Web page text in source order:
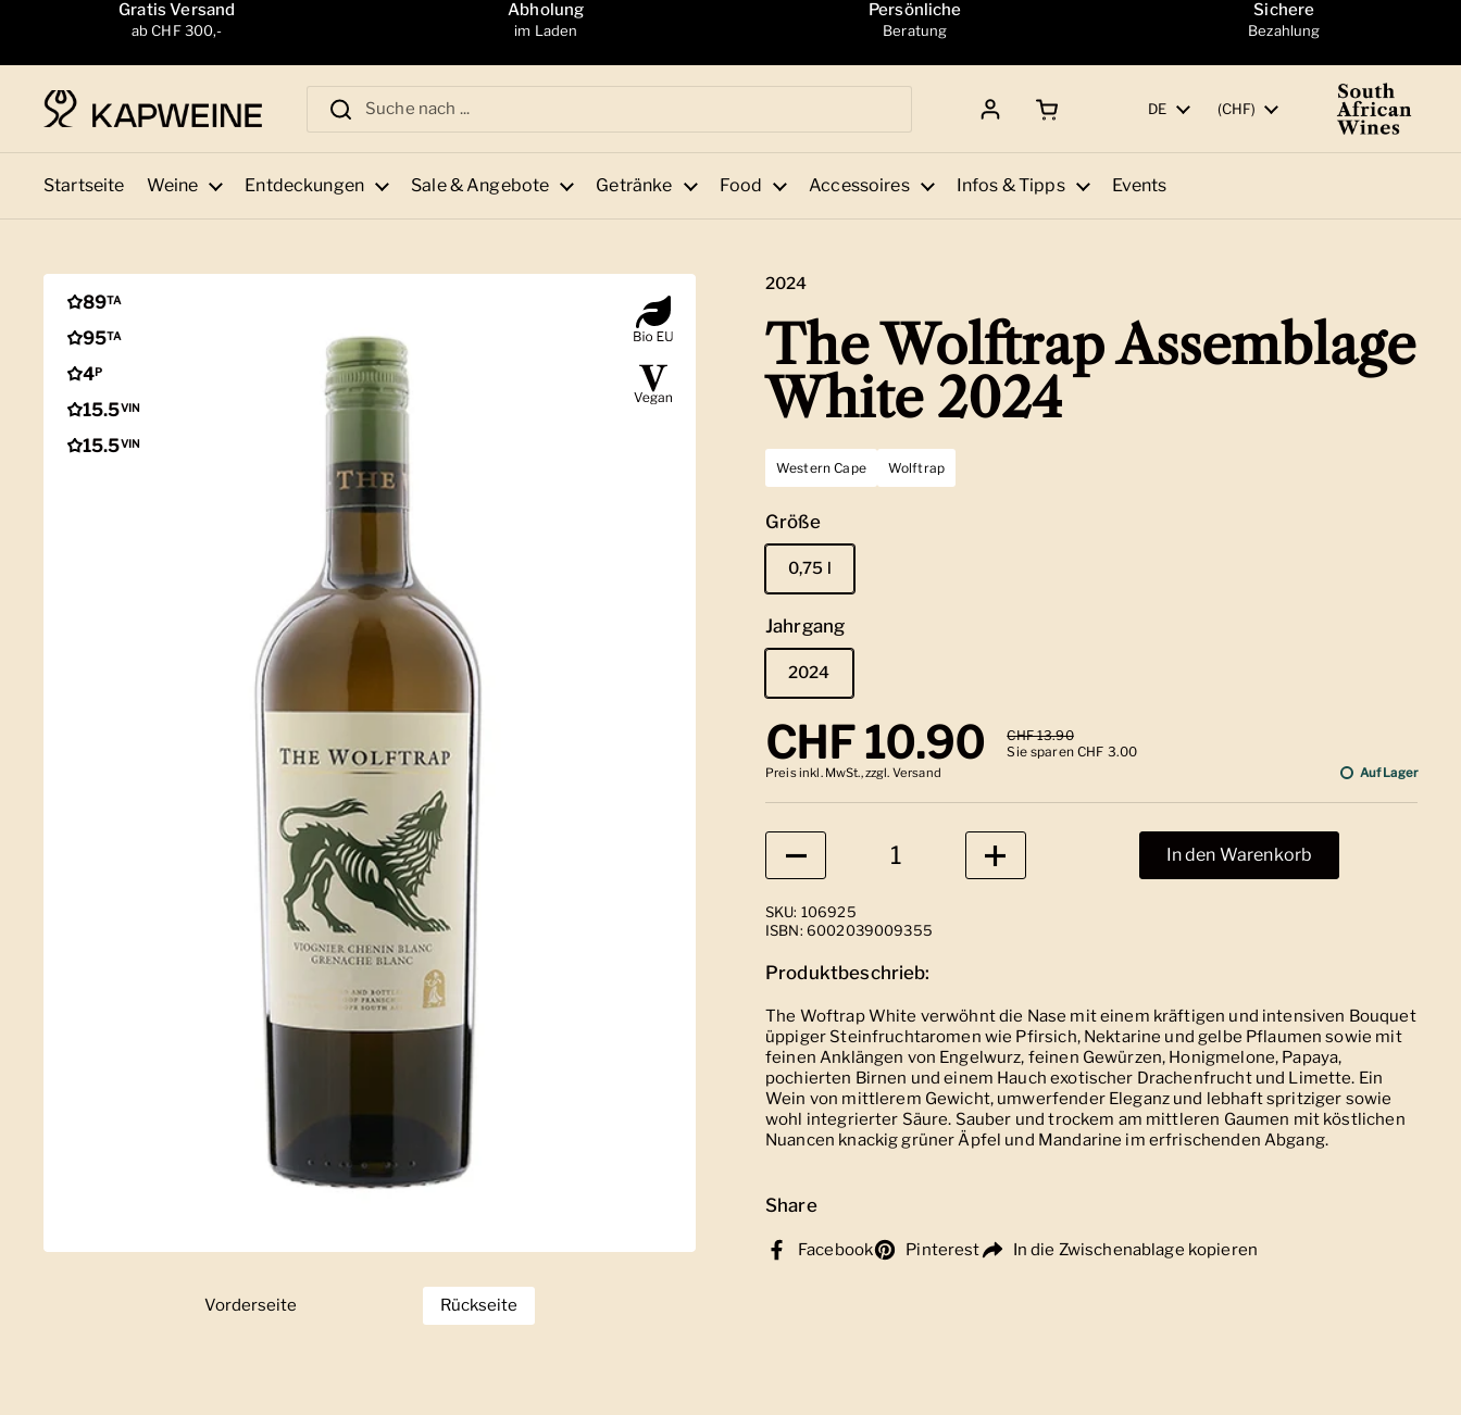
Zum Inhalt springenGratis Versand
ab CHF 300,-
Abholung
im Laden
Persönliche
Beratung
Sichere
Bezahlung
Sprache
DE Land/Region
(CHF)
Startseite Weine Entdeckungen Sale & Angebote Getränke Food Accessoires Infos & Tipps Events
89TA
95TA
4P
15.5VIN
15.5VIN
Zeige Folie 1
Vorderseite Zeige Folie 2
Rückseite
2024
The Wolftrap Assemblage
White 2024
Western Cape Wolftrap
Größe
0,75 l
Jahrgang
2024
Regulärer Preis
CHF 10.90 Sale-Preis
CHF 13.90
Sie sparen CHF 3.00
Preis inkl. MwSt., zzgl. Versand Auf Lager
Anzahl
In den Warenkorb
SKU: 106925
ISBN: 6002039009355
Produktbeschrieb:
The Woftrap White verwöhnt die Nase mit einem kräftigen und intensiven Bouquet
üppiger Steinfruchtaromen wie Pfirsich, Nektarine und gelbe Pflaumen sowie mit
feinen Anklängen von Engelwurz, feinen Gewürzen, Honigmelone, Papaya,
pochierten Birnen und einem Hauch exotischer Drachenfrucht und Limette. Ein
Wein von mittlerem Gewicht, umwerfender Eleganz und lebhaft spritziger sowie
wohl integrierter Säure. Sauber und trockem am mittleren Gaumen mit köstlichen
Nuancen knackig grüner Äpfel und Mandarine im erfrischenden Abgang.
Share
Facebook Pinterest In die Zwischenablage kopieren